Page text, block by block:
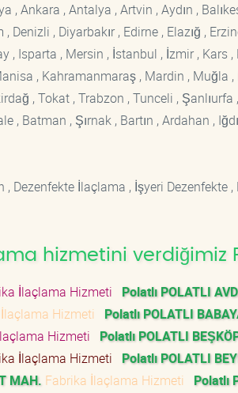
, Ankara , Antalya , Artvin , Aydın ,
Denizli , Diyarbakır , Edirne , Elazığ ,
, Isparta , Mersin , İstanbul , İzmir , Kars
, Kahramanmaraş , Mardin , Muğla ,
, Tokat , Trabzon , Tunceli , Şanlıurfa
, Batman , Şırnak , Bartın , Ardahan ,
Dezenfekte İlaçlama , İşyeri Dezenfekte
hizmetini verdiğimiz
İlaçlama Hizmeti Polatlı POLATLI
Hizmeti Polatlı POLATLI
Hizmeti Polatlı POLATLI
İlaçlama Hizmeti Polatlı POLATLI
MAH. Fabrika İlaçlama Hizmeti
Polatlı